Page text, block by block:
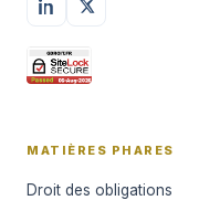
MATIÈRES PHARES
Droit des obligations